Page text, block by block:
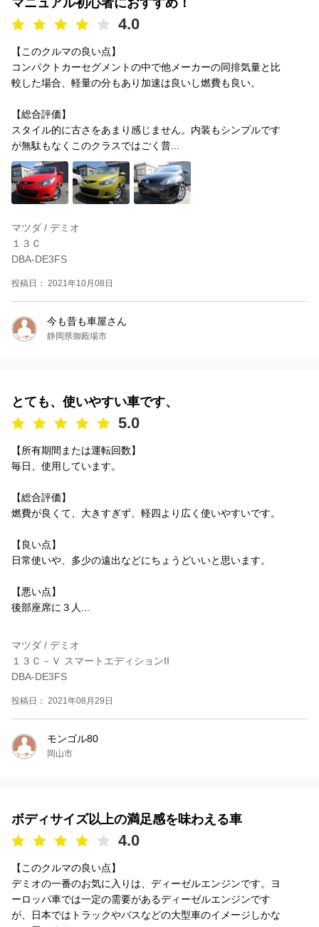
4.0
【このクルマの良い点】
コンパクトカーセグメントの中で他メーカーの同排気量と比
較した場合、軽量の分もあり加速は良いし燃費も良い。
【総合評価】
スタイル的に古さをあまり感じません。内装もシンプルです
が無駄もなくこのクラスではごく普...
マツダ / デミオ
１３Ｃ
DBA-DE3FS
投稿日： 2021年10月08日
今も昔も車屋さん
静岡県御殿場市
とても、使いやすい車です、
5.0
【所有期間または運転回数】
毎日、使用しています。
【総合評価】
燃費が良くて、大きすぎず、軽四より広く使いやすいです。
【良い点】
日常使いや、多少の遠出などにちょうどいいと思います。
【悪い点】
後部座席に３人...
マツダ / デミオ
１３Ｃ－Ｖ スマートエディションII
DBA-DE3FS
投稿日： 2021年08月29日
モンゴル80
岡山市
ボディサイズ以上の満足感を味わえる車
4.0
【このクルマの良い点】
デミオの一番のお気に入りは、ディーゼルエンジンです。ヨ
ーロッパ車では一定の需要があるディーゼルエンジンです
が、日本ではトラックやバスなどの大型車のイメージしかな